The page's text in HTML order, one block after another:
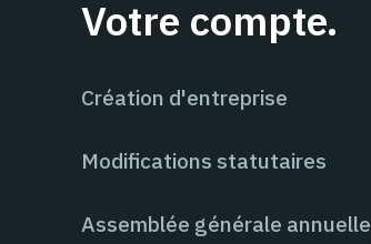
Votre compte.
Création d'entreprise
Modifications statutaires
Assemblée générale annuelle